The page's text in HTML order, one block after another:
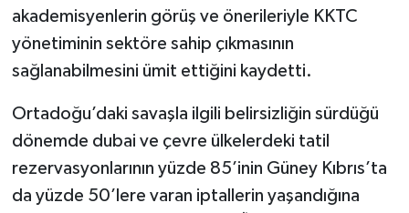
akademisyenlerin görüş ve önerileriyle KKTC
yönetiminin sektöre sahip çıkmasının
sağlanabilmesini ümit ettiğini kaydetti.
Ortadoğu’daki savaşla ilgili belirsizliğin sürdüğü
dönemde dubai ve çevre ülkelerdeki tatil
rezervasyonlarının yüzde 85’inin Güney Kıbrıs’ta
da yüzde 50’lere varan iptallerin yaşandığına